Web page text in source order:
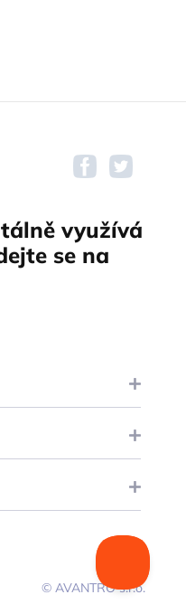
využívá
se na
© AVANTRO s.r.o.